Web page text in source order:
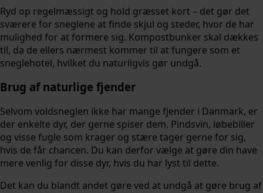
Ryd op regelmæssigt og hold græsset kort – det gør det
sværere for sneglene at finde skjul og steder, hvor de har
mulighed for at formere sig. Kompostbunker skal dækkes
til, da de ellers nærmest kommer til at fungere som et
sneglehotel, hvilket du naturligvis gør undgå.
Brug af naturlige fjender
Selvom voldsneglen ikke har mange fjender i Danmark, er
der enkelte dyr, der gerne spiser dem. Pindsvin, løbebiller
og visse fugle som krager og stære tager gerne for sig,
hvis de får chancen. Du kan derfor vælge at gøre din have
mere venlig for disse dyr, hvis du har lyst til dette.
Det kan du blandt andet gøre ved at undgå at gøre brug af